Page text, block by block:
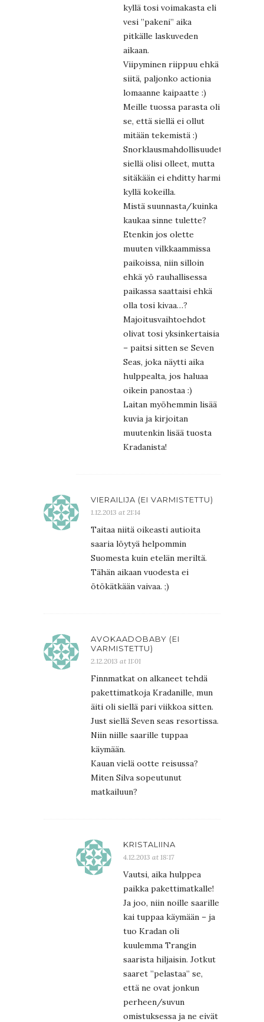
kyllä tosi voimakasta eli
vesi ”pakeni” aika
pitkälle laskuveden
aikaan.
Viipyminen riippuu ehkä
siitä, paljonko actionia
lomaanne kaipaatte :)
Meille tuossa parasta oli
se, että siellä ei ollut
mitään tekemistä :)
Snorklausmahdollisuudet
siellä olisi olleet, mutta
sitäkään ei ehditty harmi
kyllä kokeilla.
Mistä suunnasta/kuinka
kaukaa sinne tulette?
Etenkin jos olette
muuten vilkkaammissa
paikoissa, niin silloin
ehkä yö rauhallisessa
paikassa saattaisi ehkä
olla tosi kivaa…?
Majoitusvaihtoehdot
olivat tosi yksinkertaisia
– paitsi sitten se Seven
Seas, joka näytti aika
hulppealta, jos haluaa
oikein panostaa :)
Laitan myöhemmin lisää
kuvia ja kirjoitan
muutenkin lisää tuosta
Kradanista!
VIERAILIJA (EI VARMISTETTU)
1.12.2013 at 21:14
Taitaa niitä oikeasti autioita
saaria löytyä helpommin
Suomesta kuin etelän meriltä.
Tähän aikaan vuodesta ei
ötökätkään vaivaa. ;)
AVOKAADOBABY (EI
VARMISTETTU)
2.12.2013 at 11:01
Finnmatkat on alkaneet tehdä
pakettimatkoja Kradanille, mun
äiti oli siellä pari viikkoa sitten.
Just siellä Seven seas resortissa.
Niin niille saarille tuppaa
käymään.
Kauan vielä ootte reisussa?
Miten Silva sopeutunut
matkailuun?
KRISTALIINA
4.12.2013 at 18:17
Vautsi, aika hulppea
paikka pakettimatkalle!
Ja joo, niin noille saarille
kai tuppaa käymään – ja
tuo Kradan oli
kuulemma Trangin
saarista hiljaisin. Jotkut
saaret ”pelastaa” se,
että ne ovat jonkun
perheen/suvun
omistuksessa ja ne eivät